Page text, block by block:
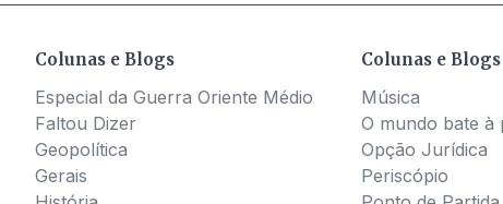
Colunas e Blogs
Especial da Guerra Oriente Médio
Faltou Dizer
Geopolítica
Gerais
Colunas e Blogs
Música
O mundo bate à
Opção Jurídica
Periscópio